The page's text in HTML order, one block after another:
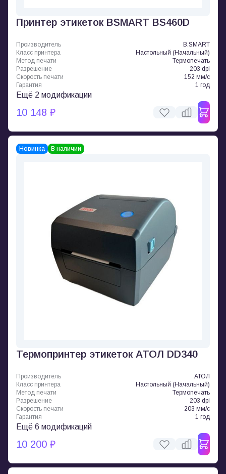
Принтер этикеток BSMART BS460D
Производитель
B.SMART
Класс принтера
Настольный (Начальный)
Метод печати
Термопечать
Разрешение
203 dpi
Скорость печати
152 мм/с
Гарантия
1 год
Ещё 2 модификации
10 148 ₽
Новинка В наличии
Термопринтер этикеток АТОЛ DD340
Производитель
АТОЛ
Класс принтера
Настольный (Начальный)
Метод печати
Термопечать
Разрешение
203 dpi
Скорость печати
203 мм/с
Гарантия
1 год
Ещё 6 модификаций
10 200 ₽